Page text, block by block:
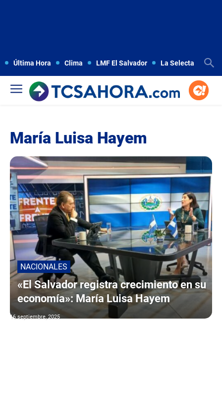
Última Hora Clima LMF El Salvador La Selecta
María Luisa Hayem
NACIONALES
«El Salvador registra crecimiento en su
economía»: María Luisa Hayem
16 septiembre, 2025